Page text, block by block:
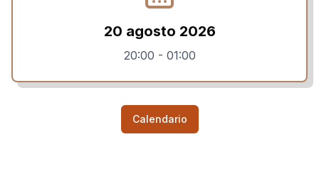
20 agosto 2026
20:00 - 01:00
Calendario